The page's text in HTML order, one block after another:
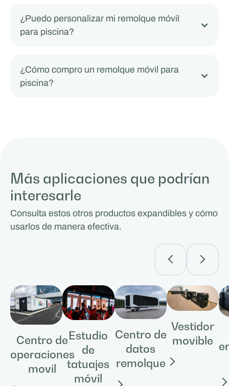
¿Puedo personalizar mi remolque móvil
para piscina?
¿Cómo compro un remolque móvil para
piscina?
Más aplicaciones que podrían
interesarle
Consulta estos otros productos expandibles y cómo
usarlos de manera efectiva.
Centro de
operaciones
movil
Estudio
de
tatuajes
móvil
Centro de
datos
remolque
Vestidor
movible